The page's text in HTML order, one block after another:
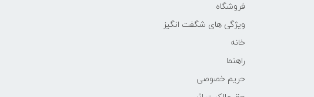
فروشگاه
ویژگی های شگفت انگیز
خانه
راهنما
حریم خصوصی